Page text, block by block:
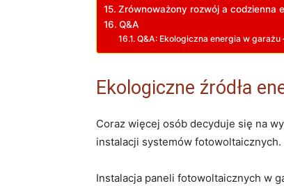
Zrównoważony ⁣rozwój a codzienna
Q&A
Q&A:⁣ Ekologiczna energia w garażu
Ekologiczne źródła
Coraz‌ więcej osób decyduje się​ na
instalacji ⁤systemów
Instalacja paneli fotowoltaicznych w